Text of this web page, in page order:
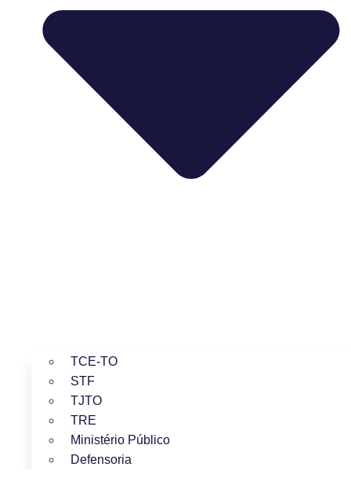
TCE-TO
STF
TJTO
TRE
Ministério Público
Defensoria